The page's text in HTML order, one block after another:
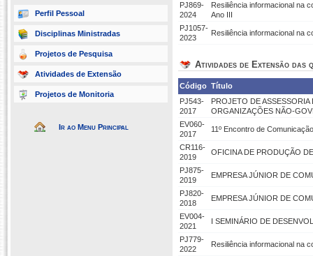
Perfil Pessoal
Disciplinas Ministradas
Projetos de Pesquisa
Atividades de Extensão
Projetos de Monitoria
Ir ao Menu Principal
PJ869-
2024
Resiliência informacional na
Ano III
PJ1057-
2023
Resiliência informacional na
Atividades de Extensão das
Código Título
PJ543-
2017
PROJETO DE
ORGANIZAÇÕES NÃO-
EV060-
2017
11º Encontro de
CR116-
2019
OFICINA DE PRODUÇÃO
PJ875-
2019
EMPRESA JÚNIOR DE
PJ820-
2018
EMPRESA JÚNIOR DE
EV004-
2021
I SEMINÁRIO DE
PJ779-
2022
Resiliência informacional na